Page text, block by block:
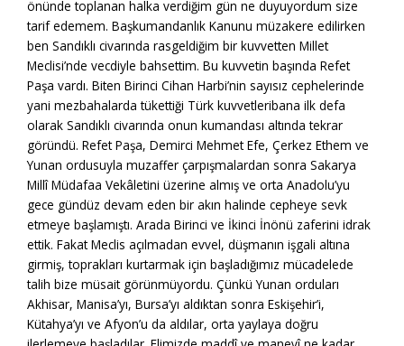
önünde toplanan halka verdiğim gün ne duyuyordum size
tarif edemem. Başkumandanlık Kanunu müzakere edilirken
ben Sandıklı civarında rasgeldiğim bir kuvvetten Millet
Meclisi’nde vecdiyle bahsettim. Bu kuvvetin başında Refet
Paşa vardı. Biten Birinci Cihan Harbi’nin sayısız cephelerinde
yani mezbahalarda tükettiği Türk kuvvetleribana ilk defa
olarak Sandıklı civarında onun kumandası altında tekrar
göründü. Refet Paşa, Demirci Mehmet Efe, Çerkez Ethem ve
Yunan ordusuyla muzaffer çarpışmalardan sonra Sakarya
Millî Müdafaa Vekâletini üzerine almış ve orta Anadolu’yu
gece gündüz devam eden bir akın halinde cepheye sevk
etmeye başlamıştı. Arada Birinci ve İkinci İnönü zaferini idrak
ettik. Fakat Meclis açılmadan evvel, düşmanın işgali altına
girmiş, toprakları kurtarmak için başladığımız mücadelede
talih bize müsait görünmüyordu. Çünkü Yunan orduları
Akhisar, Manisa’yı, Bursa’yı aldıktan sonra Eskişehir’i,
Kütahya’yı ve Afyon’u da aldılar, orta yaylaya doğru